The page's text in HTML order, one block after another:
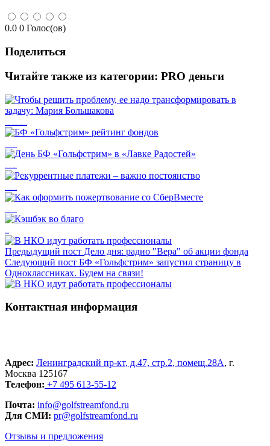
0.0 0 Голос(ов)
Поделиться
Читайте также из категории: PRO деньги
Предыдущий пост Дело дня: радио "Вера" об акции фонда
Следующий пост БФ «Гольфстрим» запустил страницу в
Одноклассниках. Будем на связи!
Контактная информация
Адрес: Ленинградский пр-кт, д.47, стр.2, помещ.28А, г.
Москва 125167
Телефон: +7 495 613-55-12
Почта: info@golfstreamfond.ru
Для СМИ: pr@golfstreamfond.ru
Отзывы и предложения